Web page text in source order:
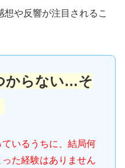
や反響が注目されるこ
からない…そ
いるうちに、結局何
た経験はありません